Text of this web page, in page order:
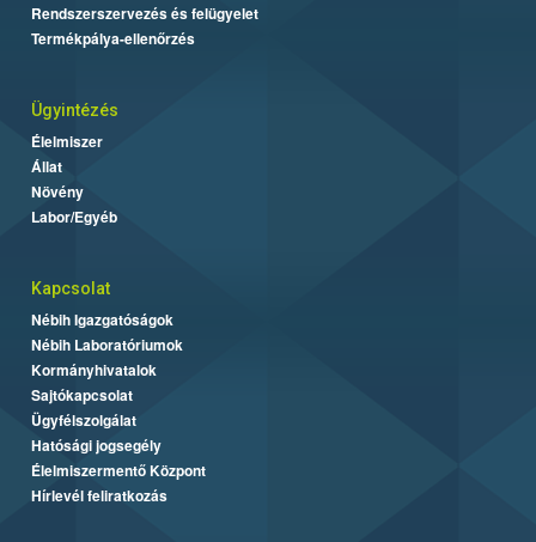
Rendszerszervezés és felügyelet
Termékpálya-ellenőrzés
Ügyintézés
Élelmiszer
Állat
Növény
Labor/Egyéb
Kapcsolat
Nébih Igazgatóságok
Nébih Laboratóriumok
Kormányhivatalok
Sajtókapcsolat
Ügyfélszolgálat
Hatósági jogsegély
Élelmiszermentő Központ
Hírlevél feliratkozás